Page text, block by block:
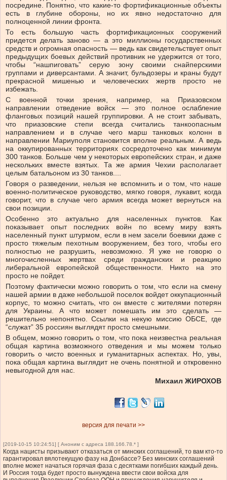
посредине. Понятно, что какие-то фортификационные объекты
есть в глубине обороны, но их явно недостаточно для
полноценной линии фронта.
То есть большую часть фортификационных сооружений
придется делать заново — а это миллионы государственных
средств и огромная опасность — ведь как свидетельствует опыт
предыдущих боевых действий противник не удержится от того,
чтобы “нашпиговать” серую зону своими снайперскими
группами и диверсантами. А значит, бульдозеры и краны будут
прекрасной мишенью и человеческих жертв просто не
избежать.
С военной точки зрения, например, на Приазовском
направлении отведение войск — это полное ослабление
фланговых позиций нашей группировки. А не стоит забывать,
что приазовские степи всегда считались танкоопасным
направлением и в случае чего марш танковых колонн в
направлении Мариуполя становится вполне реальным. А ведь
на оккупированных территориях сосредоточено как минимум
300 танков. Больше чем у некоторых европейских стран, и даже
нескольких вместе взятых. Та же армия Чехии располагает
целым батальоном из 30 танков....
Говоря о разведении, нельзя не вспомнить и о том, что наше
военно-политическое руководство, мягко говоря, лукавит, когда
говорит, что в случае чего армия всегда может вернуться на
свои позиции.
Особенно это актуально для населенных пунктов. Как
показывает опыт последних войн по всему миру взять
населенный пункт штурмом, если в нем засели боевики даже с
просто тяжелым пехотным вооружением, без того, чтобы его
полностью не разрушить, невозможно. Я уже не говорю о
многочисленных жертвах среди гражданских и реакцию
либеральной европейской общественности. Никто на это
просто не пойдет.
Поэтому фактически можно говорить о том, что если на смену
нашей армии в даже небольшой поселок войдет оккупационный
корпус, то можно считать, что он вместе с жителями потерян
для Украины. А что может помешать им это сделать —
решительно непонятно. Ссылки на некую миссию ОБСЕ, где
“служат” 35 россиян выглядят просто смешными.
В общем, можно говорить о том, что пока неизвестна реальная
общая картина возможного отведения и мы можем только
говорить о чисто военных и гуманитарных аспектах. Но, увы,
пока общая картина выглядит не очень понятной и откровенно
невыгодной для нас.
Михаил ЖИРОХОВ
версия для печати >>
[2019-10-15 10:24:51] [ Аноним с адреса 188.166.78.* ]
Когда нацисты призывают отказаться от минских соглашений, то вам кто-то
гарантировал вялотекущую фазу на Донбассе? Без минских соглашений
вполне может начаться горячая фаза с десятками погибших каждый день.
И Россия тогда будет просто вынуждена ввести свои войска для